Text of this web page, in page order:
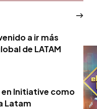
a ir más
de LATAM
en Initiative como
Latam